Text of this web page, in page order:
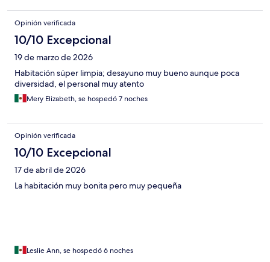
Opinión verificada
10/10 Excepcional
19 de marzo de 2026
Habitación súper limpia; desayuno muy bueno aunque poca
diversidad, el personal muy atento
Mery Elizabeth, se hospedó 7 noches
Opinión verificada
10/10 Excepcional
17 de abril de 2026
La habitación muy bonita pero muy pequeña
Leslie Ann, se hospedó 6 noches